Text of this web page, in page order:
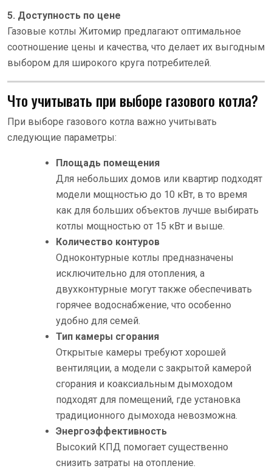
5. Доступность по цене
Газовые котлы Житомир предлагают оптимальное
соотношение цены и качества, что делает их выгодным
выбором для широкого круга потребителей.
Что учитывать при выборе газового котла?
При выборе газового котла важно учитывать
следующие параметры:
Площадь помещения
Для небольших домов или квартир подходят
модели мощностью до 10 кВт, в то время
как для больших объектов лучше выбирать
котлы мощностью от 15 кВт и выше.
Количество контуров
Одноконтурные котлы предназначены
исключительно для отопления, а
двухконтурные могут также обеспечивать
горячее водоснабжение, что особенно
удобно для семей.
Тип камеры сгорания
Открытые камеры требуют хорошей
вентиляции, а модели с закрытой камерой
сгорания и коаксиальным дымоходом
подходят для помещений, где установка
традиционного дымохода невозможна.
Энергоэффективность
Высокий КПД помогает существенно
снизить затраты на отопление.